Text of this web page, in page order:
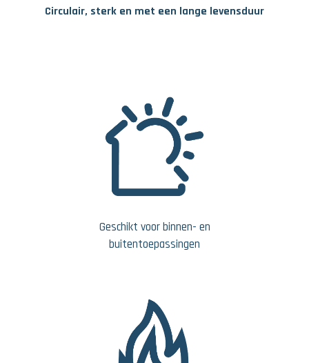
Circulair, sterk en met een lange levensduur
Geschikt voor binnen- en
buitentoepassingen